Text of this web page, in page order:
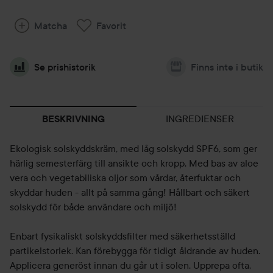
Matcha Favorit
Se prishistorik Finns inte i butik
BESKRIVNING INGREDIENSER
Ekologisk solskyddskräm, med låg solskydd SPF6, som ger
härlig semesterfärg till ansikte och kropp. Med bas av aloe
vera och vegetabiliska oljor som vårdar, återfuktar och
skyddar huden - allt på samma gång! Hållbart och säkert
solskydd för både användare och miljö!
Enbart fysikaliskt solskyddsfilter med säkerhetsställd
partikelstorlek. Kan förebygga för tidigt åldrande av huden.
Applicera generöst innan du går ut i solen. Upprepa ofta,